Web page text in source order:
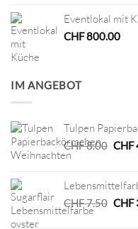
Eventlokal mit
CHF800.00
IM ANGEBOT
Tulpen
CHF8.00
CHF
CHF
CHF7.50 CHF